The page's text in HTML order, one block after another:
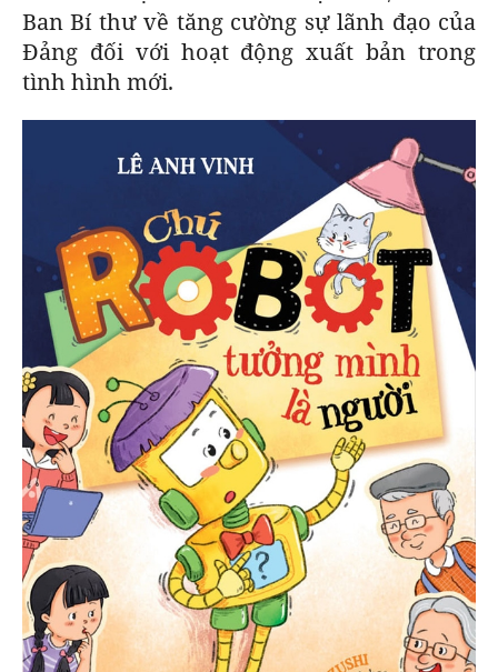
Ban Bí thư về tăng cường sự lãnh đạo của
Đảng đối với hoạt động xuất bản trong
tình hình mới.